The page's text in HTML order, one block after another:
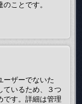
ことです。
ーザーでないた
ているため、３つ
です。詳細は管理